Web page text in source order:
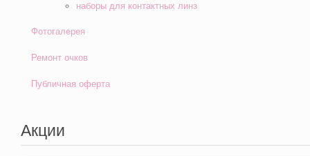
наборы для контактных линз
Фотогалерея
Ремонт очков
Публичная оферта
Акции